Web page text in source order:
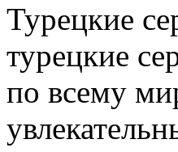
Турeцкиe
турецкие
по всему